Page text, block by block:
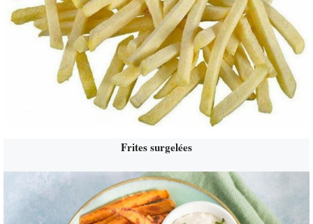
Frites surgelées